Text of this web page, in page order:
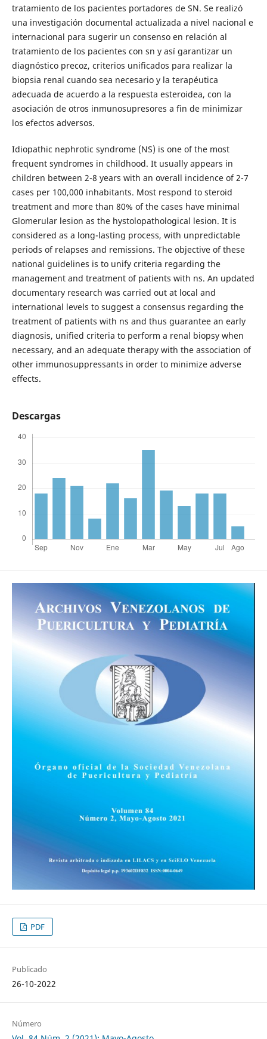
tratamiento de los pacientes portadores de SN. Se realizó
una investigación documental actualizada a nivel nacional e
internacional para sugerir un consenso en relación al
tratamiento de los pacientes con sn y así garantizar un
diagnóstico precoz, criterios unificados para realizar la
biopsia renal cuando sea necesario y la terapéutica
adecuada de acuerdo a la respuesta esteroidea, con la
asociación de otros inmunosupresores a fin de minimizar
los efectos adversos.
Idiopathic nephrotic syndrome (NS) is one of the most
frequent syndromes in childhood. It usually appears in
children between 2-8 years with an overall incidence of 2-7
cases per 100,000 inhabitants. Most respond to steroid
treatment and more than 80% of the cases have minimal
Glomerular lesion as the hystolopathological lesion. It is
considered as a long-lasting process, with unpredictable
periods of relapses and remissions. The objective of these
national guidelines is to unify criteria regarding the
management and treatment of patients with ns. An updated
documentary research was carried out at local and
international levels to suggest a consensus regarding the
treatment of patients with ns and thus guarantee an early
diagnosis, unified criteria to perform a renal biopsy when
necessary, and an adequate therapy with the association of
other immunosuppressants in order to minimize adverse
effects.
Descargas
PDF
Publicado
26-10-2022
Número